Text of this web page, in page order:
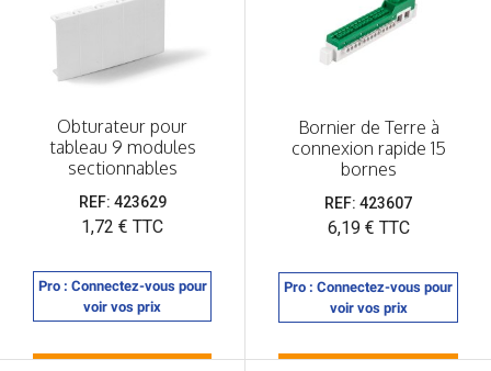
Obturateur pour
tableau 9 modules
sectionnables
REF: 423629
Prix
1,72 € TTC
Pro : Connectez-vous pour
voir vos prix
Bornier de Terre à
connexion rapide 15
bornes
REF: 423607
Prix
6,19 € TTC
Pro : Connectez-vous pour
voir vos prix